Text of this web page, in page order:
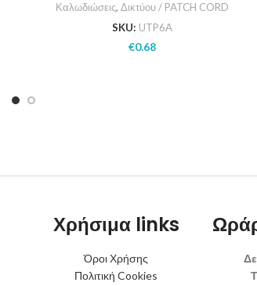
Καλωδιώσεις, Δικτύου / PATCH CORD
SKU: UTP6A
€0.68
Χρήσιμα links
Όροι Χρήσης
Πολιτική Cookies